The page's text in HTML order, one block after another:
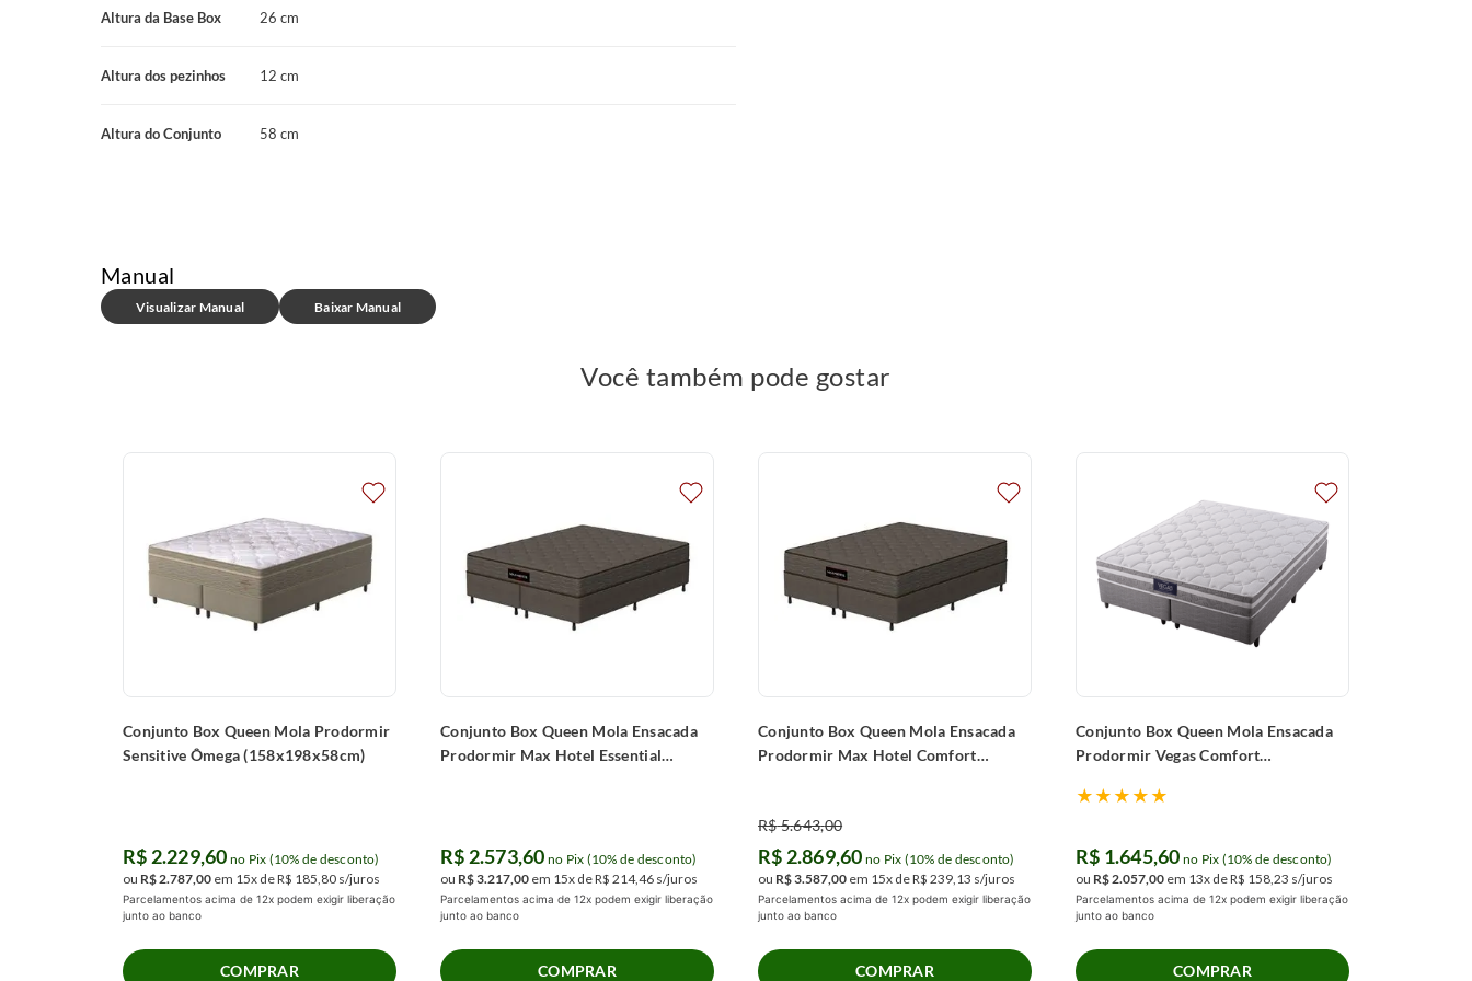
Altura da Base Box 26 cm
Altura dos pezinhos 12 cm
Altura do Conjunto 58 cm
Manual
Visualizar Manual Baixar Manual
Você também pode gostar
Conjunto Box Queen Mola Prodormir
Sensitive Ômega (158x198x58cm)
R$ 2.229,60 no Pix (10% de desconto)
ou R$2.787,00 em 15x deR$ 185,80 s/juros
Parcelamentos acima de 12x podem exigir liberação
junto ao banco
COMPRAR
Conjunto Box Queen Mola Ensacada
Prodormir Max Hotel Essential
R$ 2.573,60 no Pix (10% de desconto)
ou R$3.217,00 em 15x deR$ 214,46 s/juros
Parcelamentos acima de 12x podem exigir liberação
junto ao banco
COMPRAR
Conjunto Box Queen Mola Ensacada
Prodormir Max Hotel Comfort
R$5.643,00
R$ 2.869,60 no Pix (10% de desconto)
ou R$3.587,00 em 15x deR$ 239,13 s/juros
Parcelamentos acima de 12x podem exigir liberação
junto ao banco
COMPRAR
Conjunto Box Queen Mola Ensacada
Prodormir Vegas Comfort
★ ★ ★ ★ ★
R$ 1.645,60 no Pix (10% de desconto)
ou R$2.057,00 em 13x deR$ 158,23 s/juros
Parcelamentos acima de 12x podem exigir liberação
junto ao banco
COMPRAR